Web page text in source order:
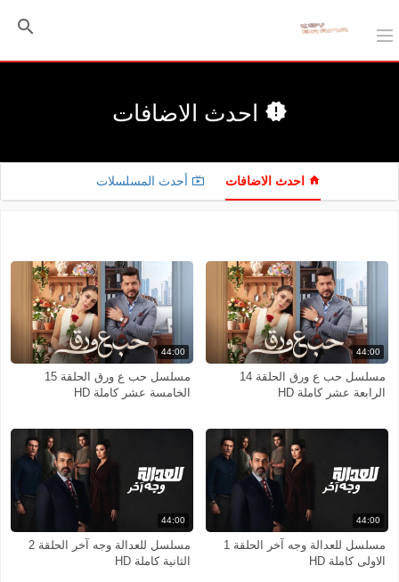
احدث الاضافات
احدث الاضافات أحدث المسلسلات
فرز
44:00
مسلسل حب ع ورق الحلقة 14
الرابعة عشر كاملة HD
44:00
مسلسل حب ع ورق الحلقة 15
الخامسة عشر كاملة HD
44:00
مسلسل للعدالة وجه آخر الحلقة 1
الاولى كاملة HD
44:00
مسلسل للعدالة وجه آخر الحلقة 2
الثانية كاملة HD